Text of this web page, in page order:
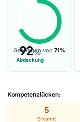
92%
Abdeckung
Gestiegen von71%
Kompetenzlücken:
5
Erkannt